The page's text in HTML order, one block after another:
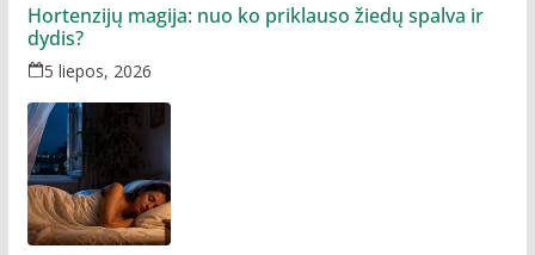
Hortenzijų magija: nuo ko priklauso žiedų spalva ir
dydis?
5 liepos, 2026